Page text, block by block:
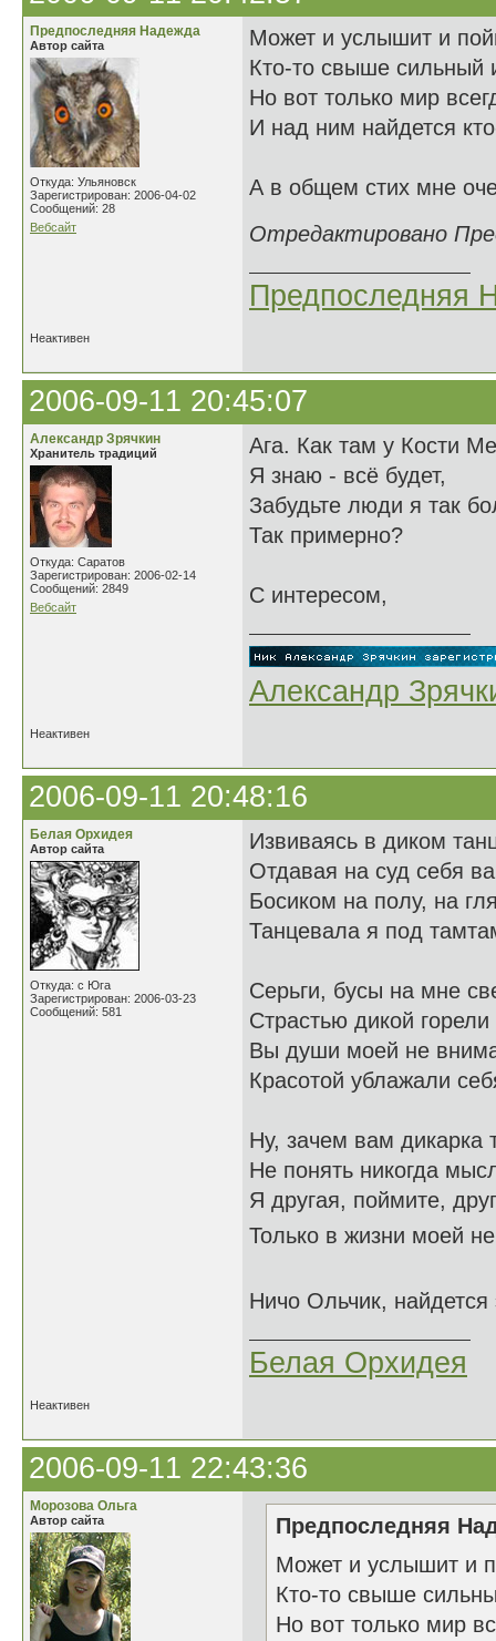
Предпоследняя Надежда
Автор сайта
Откуда: Ульяновск
Зарегистрирован: 2006-04-02
Сообщений: 28
Вебсайт
Может и услышит и
Кто-то свыше сильный
Но вот только мир
И над ним найдется
А в общем стих мне
Отредактировано
Предпоследняя
Неактивен
2006-09-11 20:45:07
Александр Зрячкин
Хранитель традиций
Откуда: Саратов
Зарегистрирован: 2006-02-14
Сообщений: 2849
Вебсайт
Ага. Как там у Кости
Я знаю - всё будет,
Забудьте люди я так
Так примерно?
С интересом,
Александр
Неактивен
2006-09-11 20:48:16
Белая Орхидея
Автор сайта
Откуда: с Юга
Зарегистрирован: 2006-03-23
Сообщений: 581
Извиваясь в диком
Отдавая на суд себя
Босиком на полу, на
Танцевала я под
Серьги, бусы на мне
Страстью дикой горели
Вы души моей не
Красотой ублажали
Ну, зачем вам дикарка
Не понять никогда
Я другая, поймите,
Только в жизни моей
Ничо Ольчик,
Белая Орхидея
Неактивен
2006-09-11 22:43:36
Морозова Ольга
Автор сайта
Предпоследняя
Может и услышит и
Кто-то свыше
Но вот только мир